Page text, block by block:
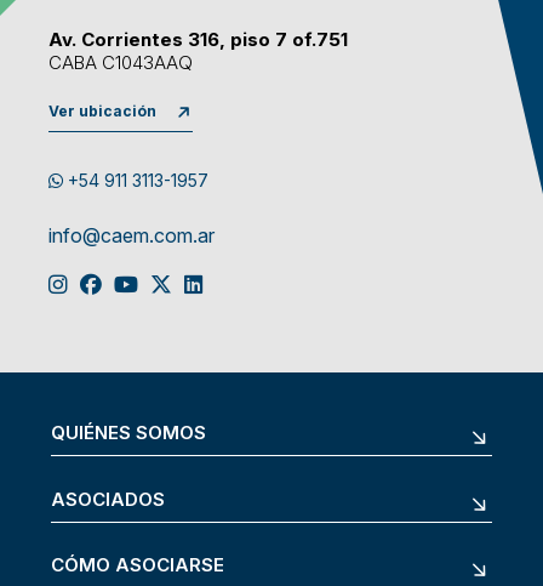
Av. Corrientes 316, piso 7 of.751
CABA C1043AAQ
Ver ubicación
+54 911 3113-1957
info@caem.com.ar
QUIÉNES SOMOS
ASOCIADOS
CÓMO ASOCIARSE